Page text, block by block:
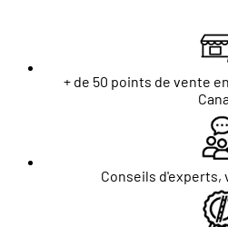
+ de 50 points de vente
Conseils d'experts,